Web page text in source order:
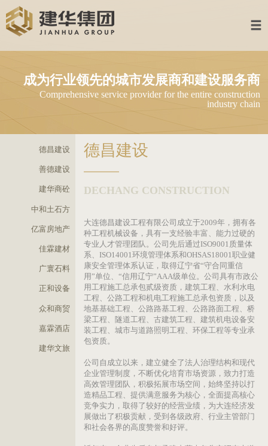
首页
建华集团
集团产业
加入建华
联系我们
企业邮箱
企业OA系统
成为行业领先的城市发展商和建设服
Comprehensive service provider for the entire
德昌建设
善德建设
建华商砼
中和土石方
亿富房地产
众和商贸
德昌建设
大连德昌建设工程有限公司成立于2009年，
种工程机械设备，具有一支经验丰富、能力过
专业人才管理团队。公司先后通过ISO9001质
系、ISO14001环境管理体系和OHSAS18001
康安全管理体系认证，取得辽宁省“守合同重
用”单位、“信用辽宁”AAA级单位。公司具有
用工程施工总承包贰级资质，建筑工程、水利
工程、公路工程和机电工程施工总承包资质，
地基基础工程、公路路基工程、公路路面工程
装工程、城市与道路照明工程、环保工程等专
包资质。
公司自成立以来，建立健全了法人治理结构和
企业管理制度，不断优化培育市场资源，致力
高效管理团队，积极拓展市场空间，始终坚持